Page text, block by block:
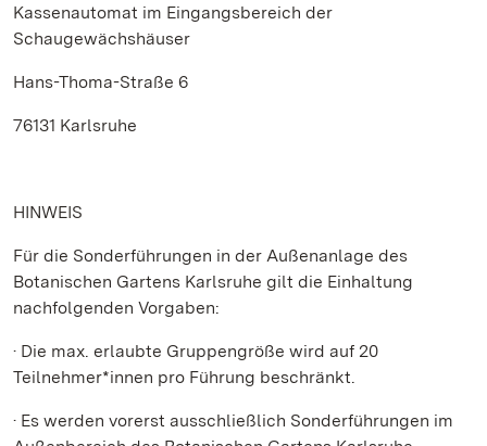
Kassenautomat im Eingangsbereich der
Schaugewächshäuser
Hans-Thoma-Straße 6
76131 Karlsruhe
HINWEIS
Für die Sonderführungen in der Außenanlage des
Botanischen Gartens Karlsruhe gilt die Einhaltung
nachfolgenden Vorgaben:
· Die max. erlaubte Gruppengröße wird auf 20
Teilnehmer*innen pro Führung beschränkt.
· Es werden vorerst ausschließlich Sonderführungen im